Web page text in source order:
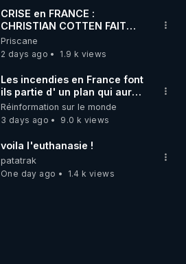
CRISE en FRANCE :
CHRISTIAN COTTEN FAIT
une étrange découverte
Priscane
2 days ago
1.9 k views
Les incendies en France font
ils partie d' un plan qui aurait
débuté le 11 septembre 2001
?
Réinformation sur le monde
3 days ago
9.0 k views
voila l'euthanasie !
patatrak
One day ago
1.4 k views